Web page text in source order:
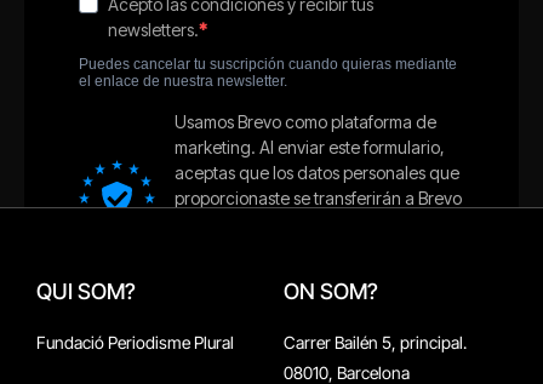
QUI SOM?
Fundació Periodisme Plural
ON SOM?
Carrer Bailén 5, principal.
08010, Barcelona